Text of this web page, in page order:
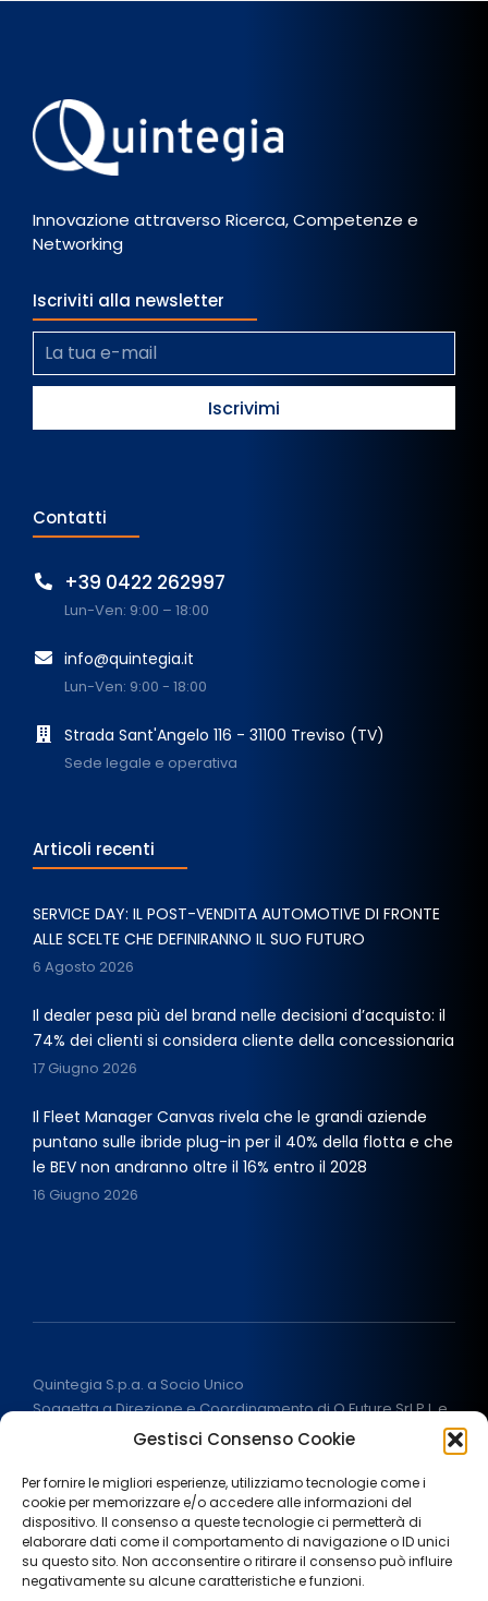
Gestisci Consenso Cookie
Per fornire le migliori esperienze, utilizziamo tecnologie come i
cookie per memorizzare e/o accedere alle informazioni del
dispositivo. Il consenso a queste tecnologie ci permetterà di
elaborare dati come il comportamento di navigazione o ID unici
su questo sito. Non acconsentire o ritirare il consenso può influire
negativamente su alcune caratteristiche e funzioni.
Innovazione attraverso Ricerca, Competenze e
Networking
Iscriviti alla newsletter
Contatti
+39 0422 262997
Lun-Ven: 9:00 – 18:00
info@quintegia.it
Lun-Ven: 9:00 - 18:00
Strada Sant'Angelo 116 - 31100 Treviso (TV)
Sede legale e operativa
Articoli recenti
SERVICE DAY: IL POST-VENDITA AUTOMOTIVE DI FRONTE
ALLE SCELTE CHE DEFINIRANNO IL SUO FUTURO
6 Agosto 2026
Il dealer pesa più del brand nelle decisioni d’acquisto: il
74% dei clienti si considera cliente della concessionaria
17 Giugno 2026
Il Fleet Manager Canvas rivela che le grandi aziende
puntano sulle ibride plug-in per il 40% della flotta e che
le BEV non andranno oltre il 16% entro il 2028
16 Giugno 2026
Quintegia S.p.a. a Socio Unico
Soggetta a Direzione e Coordinamento di Q Future Srl P.I. e
C.F. 05507380268
ALL RIGHT RESERVED 2026